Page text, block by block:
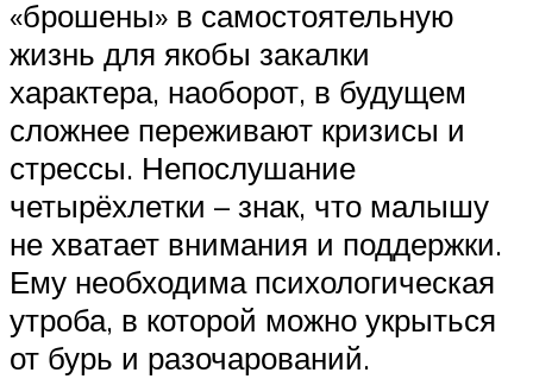
«брошены» в самостоятельную
жизнь для якобы закалки
характера, наоборот, в будущем
сложнее переживают кризисы и
стрессы. Непослушание
четырёхлетки – знак, что малышу
не хватает внимания и поддержки.
Ему необходима психологическая
утроба, в которой можно укрыться
от бурь и разочарований.